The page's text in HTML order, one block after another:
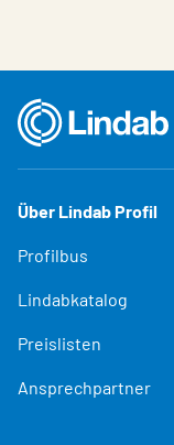
Über Lindab Profil
Profilbus
Lindabkatalog
Preislisten
Ansprechpartner